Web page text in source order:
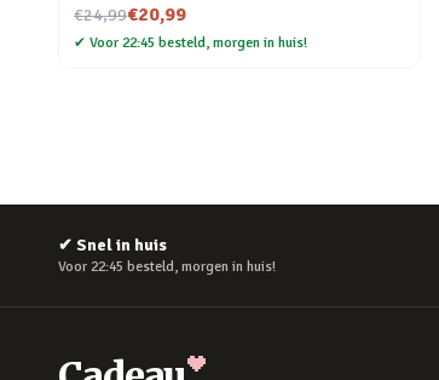
€24,99
Nu voor€20,99
✔ Voor 22:45 besteld, morgen in huis!
✔ Snel in huis
Voor 22:45 besteld, morgen in huis!